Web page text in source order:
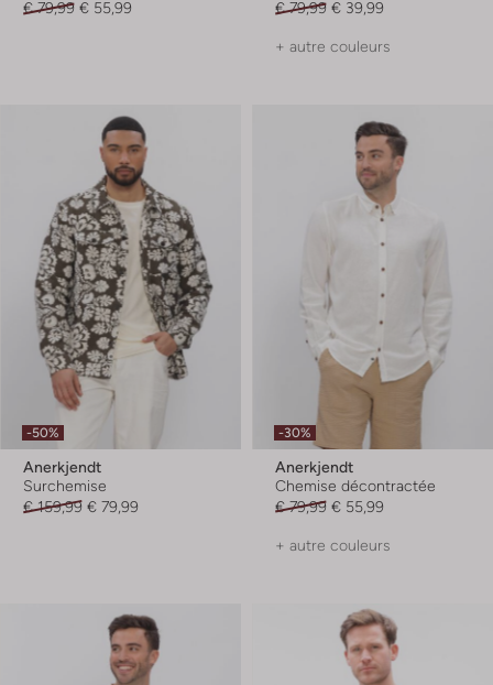
€ 79,99 € 55,99 € 79,99 € 39,99
+ autre couleurs
-50%
Anerkjendt
Surchemise
€ 159,99 € 79,99
-30%
Anerkjendt
Chemise décontractée
€ 79,99 € 55,99
+ autre couleurs